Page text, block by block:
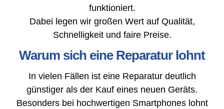
funktioniert.
Dabei legen wir großen Wert auf Qualität,
Schnelligkeit und faire Preise.
Warum sich eine Reparatur lohnt
In vielen Fällen ist eine Reparatur deutlich
günstiger als der Kauf eines neuen Geräts.
Besonders bei hochwertigen Smartphones lohnt